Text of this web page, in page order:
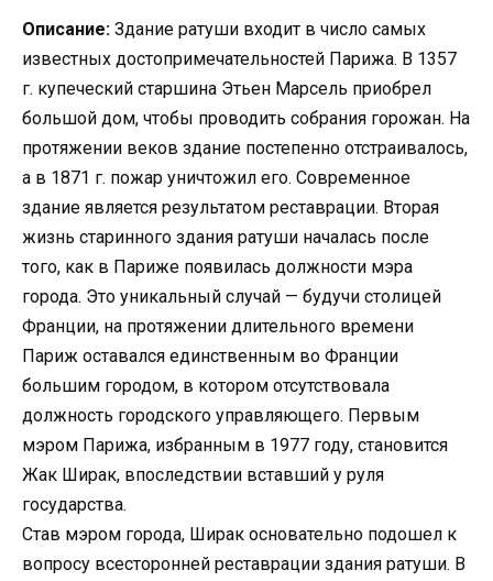
Описание: Здание ратуши входит в число самых
известных достопримечательностей Парижа. В 1357
г. купеческий старшина Этьен Марсель приобрел
большой дом, чтобы проводить собрания горожан. На
протяжении веков здание постепенно отстраивалось,
а в 1871 г. пожар уничтожил его. Современное
здание является результатом реставрации. Вторая
жизнь старинного здания ратуши началась после
того, как в Париже появилась должности мэра
города. Это уникальный случай — будучи столицей
Франции, на протяжении длительного времени
Париж оставался единственным во Франции
большим городом, в котором отсутствовала
должность городского управляющего. Первым
мэром Парижа, избранным в 1977 году, становится
Жак Ширак, впоследствии вставший у руля
государства.
Став мэром города, Ширак основательно подошел к
вопросу всесторонней реставрации здания ратуши. В